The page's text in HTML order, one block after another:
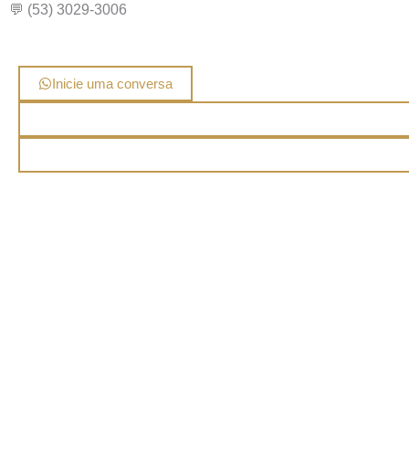
💬 (53) 3029-3006
Inicie uma conversa